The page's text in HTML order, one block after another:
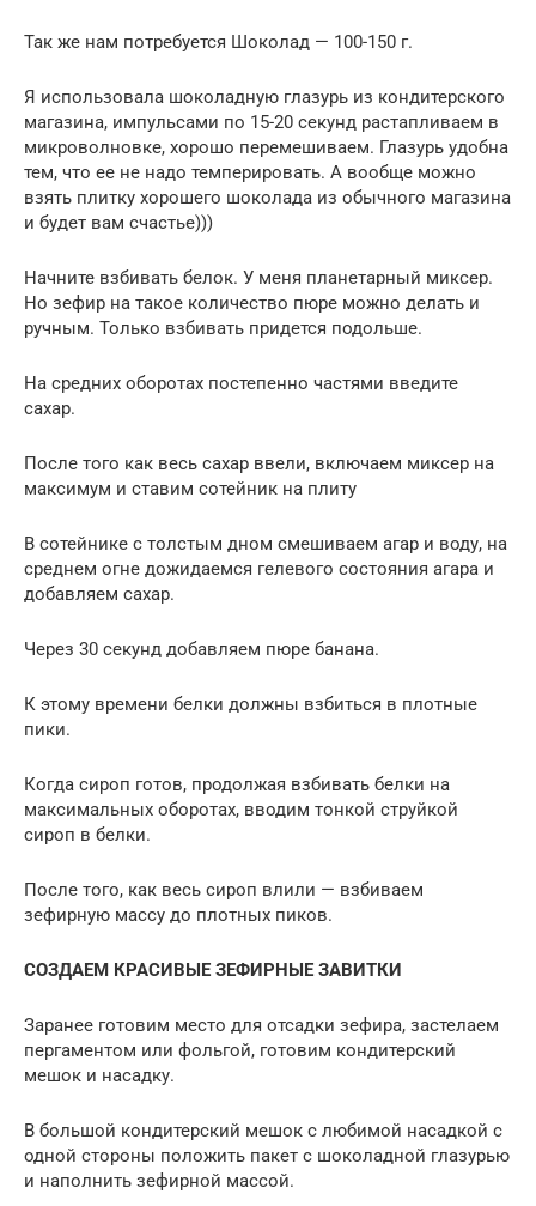
Так же нам потребуется Шоколад — 100-150 г.
Я использовала шоколадную глазурь из кондитерского
магазина, импульсами по 15-20 секунд растапливаем в
микроволновке, хорошо перемешиваем. Глазурь удобна
тем, что ее не надо темперировать. А вообще можно
взять плитку хорошего шоколада из обычного магазина
и будет вам счастье)))
Начните взбивать белок. У меня планетарный миксер.
Но зефир на такое количество пюре можно делать и
ручным. Только взбивать придется подольше.
На средних оборотах постепенно частями введите
сахар.
После того как весь сахар ввели, включаем миксер на
максимум и ставим сотейник на плиту
В сотейнике с толстым дном смешиваем агар и воду, на
среднем огне дожидаемся гелевого состояния агара и
добавляем сахар.
Через 30 секунд добавляем пюре банана.
К этому времени белки должны взбиться в плотные
пики.
Когда сироп готов, продолжая взбивать белки на
максимальных оборотах, вводим тонкой струйкой
сироп в белки.
После того, как весь сироп влили — взбиваем
зефирную массу до плотных пиков.
СОЗДАЕМ КРАСИВЫЕ ЗЕФИРНЫЕ ЗАВИТКИ
Заранее готовим место для отсадки зефира, застелаем
пергаментом или фольгой, готовим кондитерский
мешок и насадку.
В большой кондитерский мешок с любимой насадкой с
одной стороны положить пакет с шоколадной глазурью
и наполнить зефирной массой.